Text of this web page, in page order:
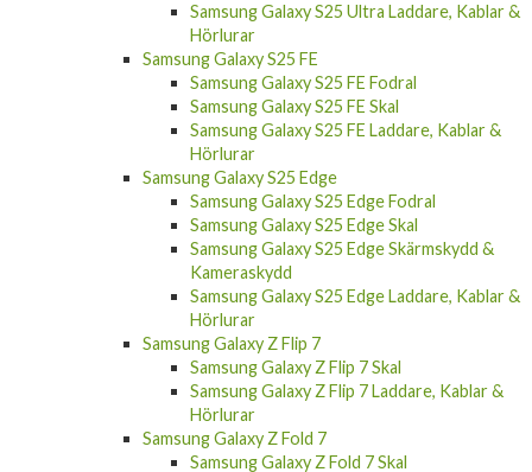
Samsung Galaxy S25 Ultra Laddare, Kablar &
Hörlurar
Samsung Galaxy S25 FE
Samsung Galaxy S25 FE Fodral
Samsung Galaxy S25 FE Skal
Samsung Galaxy S25 FE Laddare, Kablar &
Hörlurar
Samsung Galaxy S25 Edge
Samsung Galaxy S25 Edge Fodral
Samsung Galaxy S25 Edge Skal
Samsung Galaxy S25 Edge Skärmskydd &
Kameraskydd
Samsung Galaxy S25 Edge Laddare, Kablar &
Hörlurar
Samsung Galaxy Z Flip 7
Samsung Galaxy Z Flip 7 Skal
Samsung Galaxy Z Flip 7 Laddare, Kablar &
Hörlurar
Samsung Galaxy Z Fold 7
Samsung Galaxy Z Fold 7 Skal